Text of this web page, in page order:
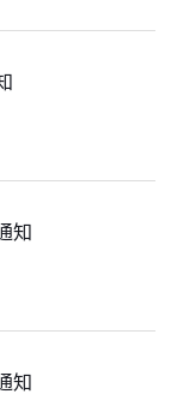
知
知